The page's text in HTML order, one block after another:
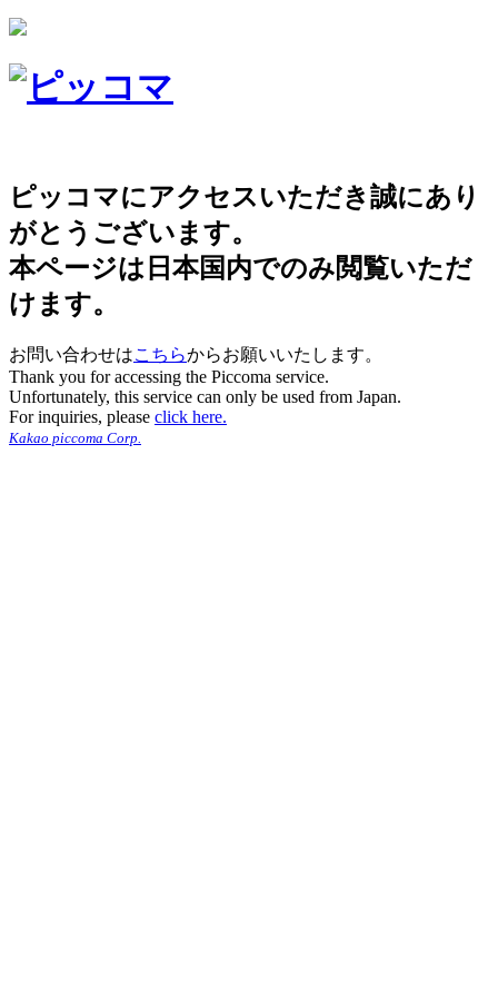
ピッコマにアクセスいただき誠にあり
がとうございます。
本ページは日本国内でのみ閲覧いただ
けます。
お問い合わせはこちらからお願いいたします。
Thank you for accessing the Piccoma service.
Unfortunately, this service can only be used from Japan.
For inquiries, please click here.
Kakao piccoma Corp.